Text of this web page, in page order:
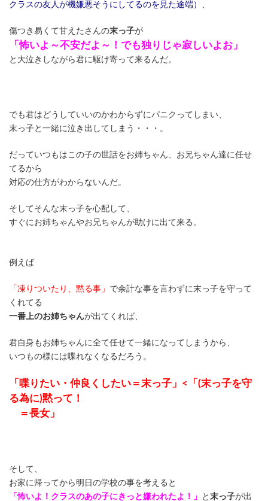
クラスの友人が機嫌悪そうにしてるのを見た途端） 、
傷つき易くて甘えたさんの末っ子が
「怖いよ～不安だよ～！でも独りじゃ寂しいよお」
と大泣きしながら君に駆け寄って来るんだ。
でも君はどうしていいのかわからずにパニクってしまい、
末っ子と一緒に泣き出してしまう・・・。
だっていつもはこの子の世話をお姉ちゃん、お兄ちゃん達に任せ
てるから
対応の仕方がわからないんだ。
そしてそんな末っ子を心配して、
すぐにお姉ちゃんやお兄ちゃんが助けに出て来る。
例えば
「凍りついたり、黙る事」 で余計な事を言わずに末っ子を守って
くれてる
一番上のお姉ちゃんが出てくれば、
君自身もお姉ちゃんに全て任せて一緒になってしまうから、
いつもの様には喋れなくなるだろう。
「喋りたい・仲良くしたい＝末っ子」<「(末っ子を守
る為に)黙って！
＝長女」
そして、
お家に帰ってから明日の学校の事を考えると
「怖いよ！クラスのあの子にきっと嫌われたよ！」
と 末っ子が出